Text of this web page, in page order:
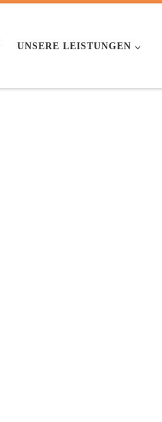
UNSERE LEISTUNGEN